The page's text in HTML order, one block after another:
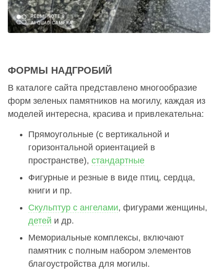
ФОРМЫ НАДГРОБИЙ
В каталоге сайта представлено многообразие
форм зеленых памятников на могилу, каждая из
моделей интересна, красива и привлекательна:
Прямоугольные (с вертикальной и
горизонтальной ориентацией в
пространстве), стандартные
Фигурные и резные в виде птиц, сердца,
книги и пр.
Скульптур с ангелами, фигурами женщины,
детей и др.
Мемориальные комплексы, включают
памятник с полным набором элементов
благоустройства для могилы.